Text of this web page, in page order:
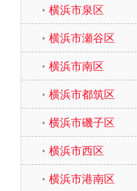
横浜市泉区
横浜市瀬谷区
横浜市南区
横浜市都筑区
横浜市磯子区
横浜市西区
横浜市港南区